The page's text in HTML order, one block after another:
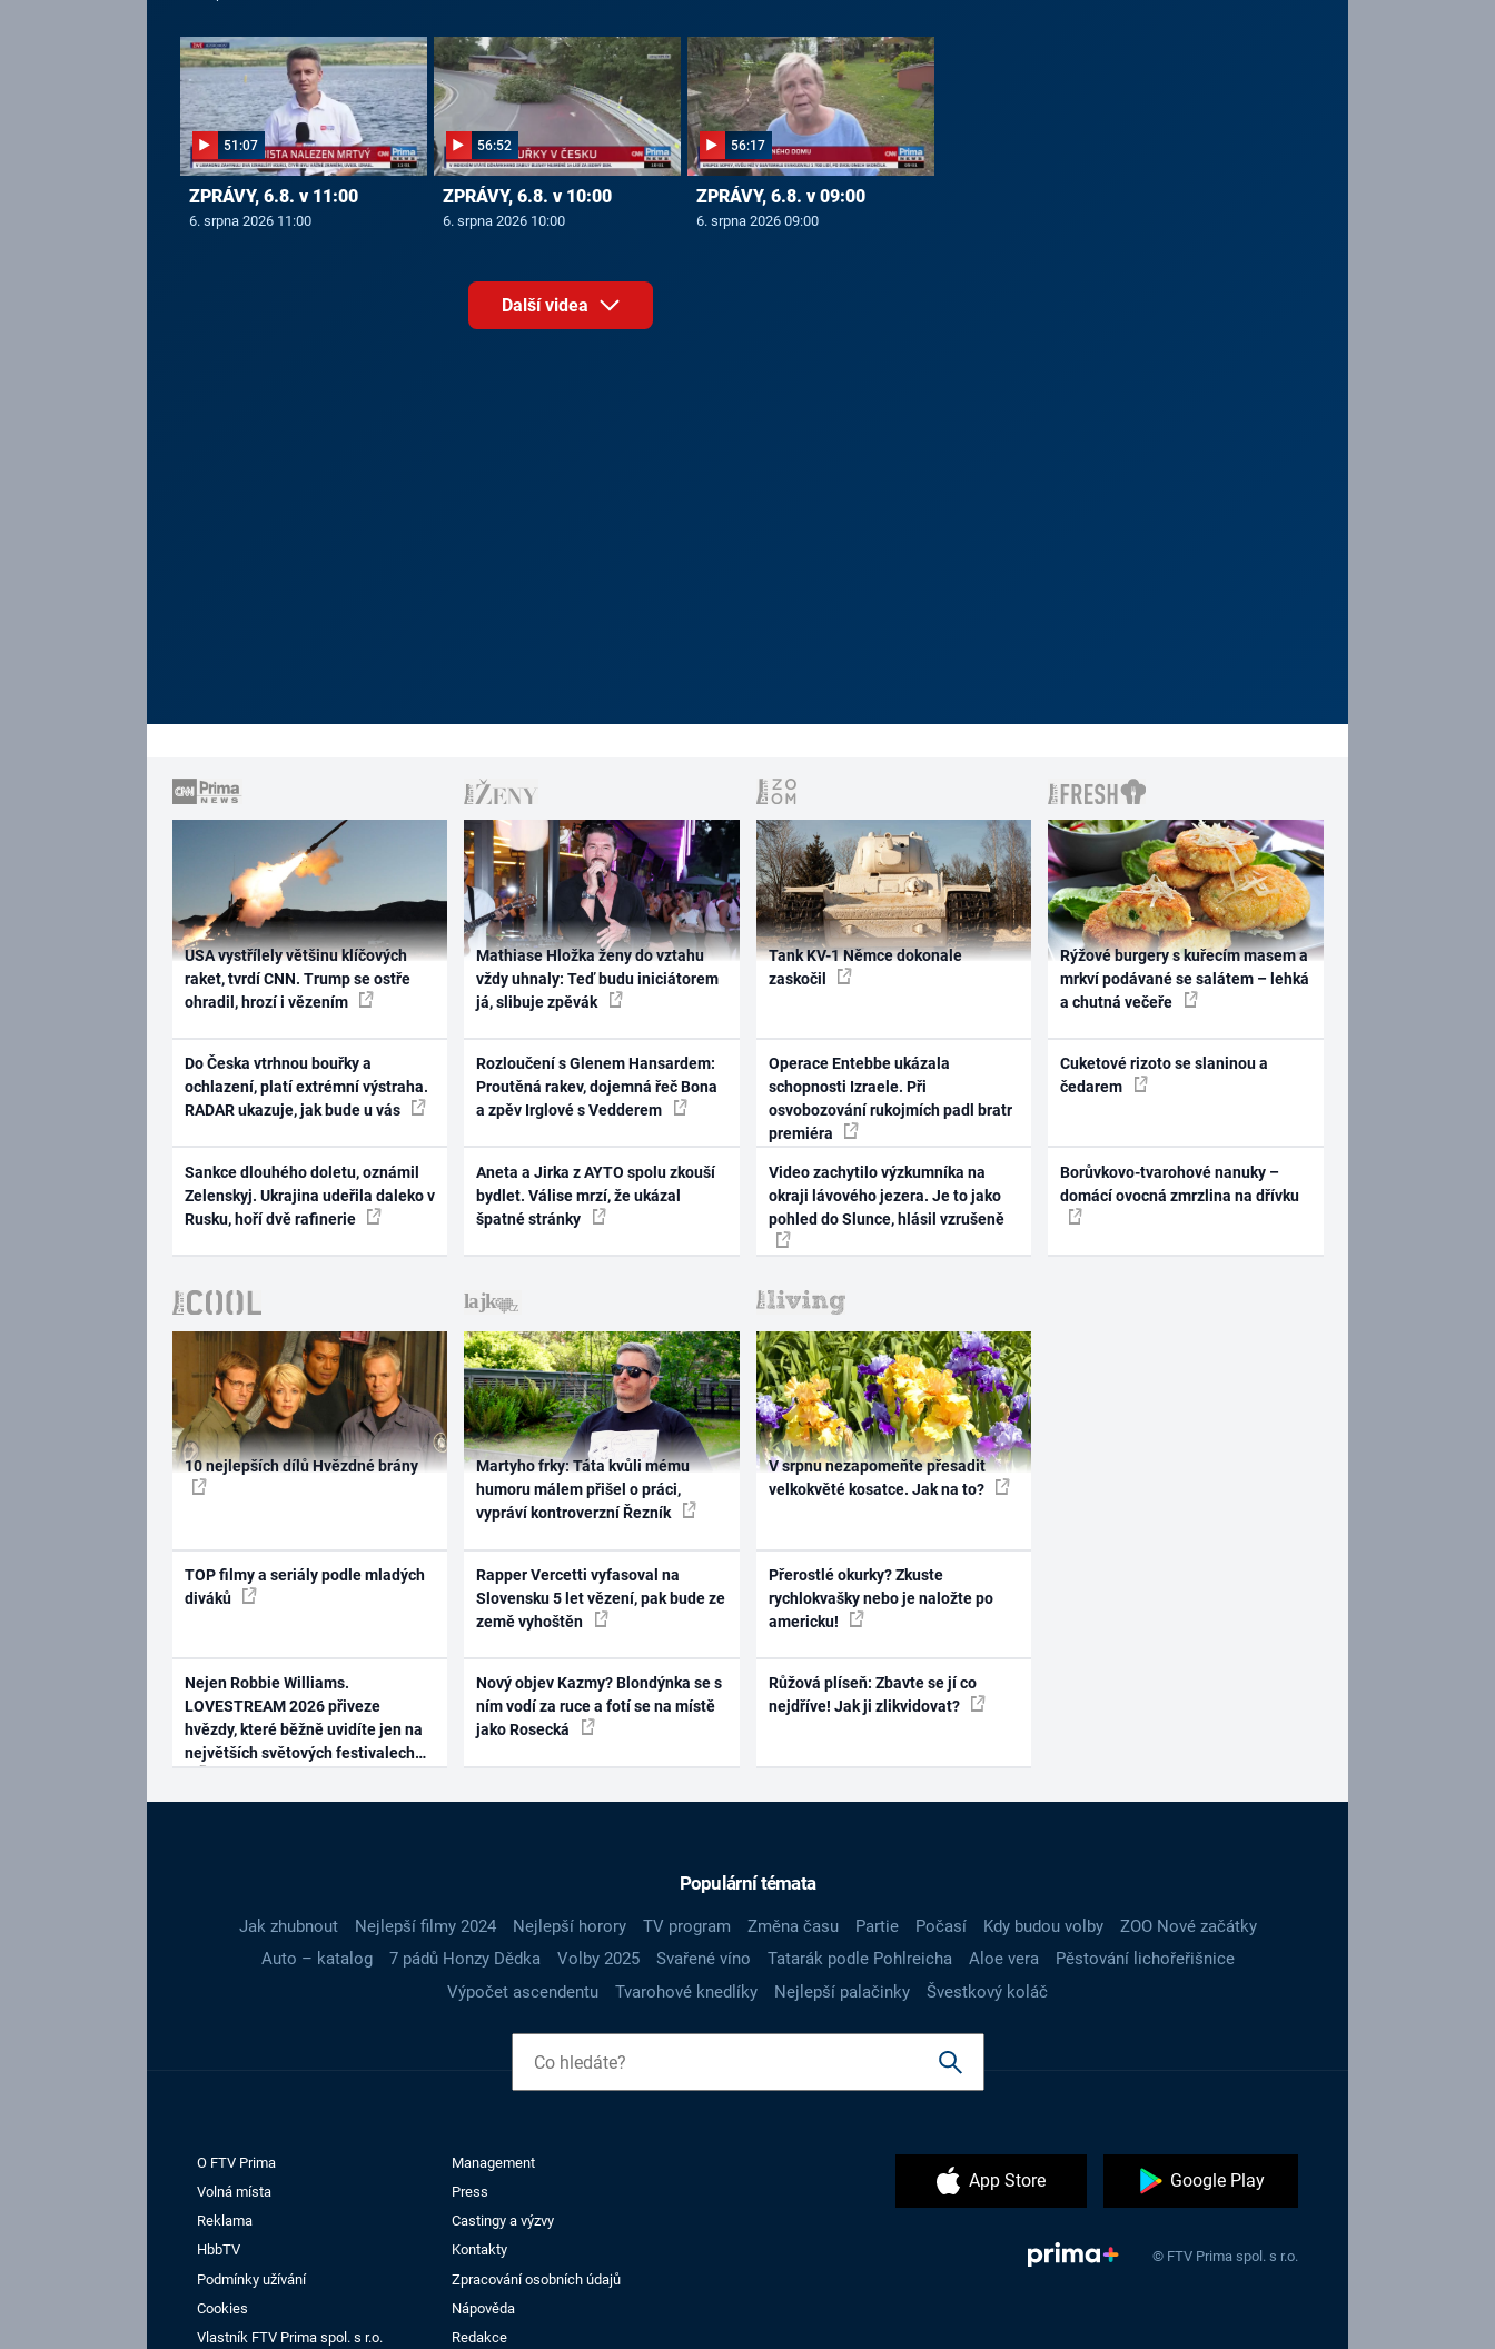
51:07
ZPRÁVY, 6.8. v 11:00
6. srpna 2026 11:00
56:52
ZPRÁVY, 6.8. v 10:00
6. srpna 2026 10:00
56:17
ZPRÁVY, 6.8. v 09:00
6. srpna 2026 09:00
Další videa
USA vystřílely většinu klíčových
raket, tvrdí CNN. Trump se ostře
ohradil, hrozí i vězením
Do Česka vtrhnou bouřky a
ochlazení, platí extrémní výstraha.
RADAR ukazuje, jak bude u vás
Sankce dlouhého doletu, oznámil
Zelenskyj. Ukrajina udeřila daleko v
Rusku, hoří dvě rafinerie
Mathiase Hložka ženy do vztahu
vždy uhnaly: Teď budu iniciátorem
já, slibuje zpěvák
Rozloučení s Glenem Hansardem:
Proutěná rakev, dojemná řeč Bona
a zpěv Irglové s Vedderem
Aneta a Jirka z AYTO spolu zkouší
bydlet. Válise mrzí, že ukázal
špatné stránky
Tank KV-1 Němce dokonale
zaskočil
Operace Entebbe ukázala
schopnosti Izraele. Při
osvobozování rukojmích padl bratr
premiéra
Video zachytilo výzkumníka na
okraji lávového jezera. Je to jako
pohled do Slunce, hlásil vzrušeně
Rýžové burgery s kuřecím masem a
mrkví podávané se salátem – lehká
a chutná večeře
Cuketové rizoto se slaninou a
čedarem
Borůvkovo-tvarohové nanuky –
domácí ovocná zmrzlina na dřívku
10 nejlepších dílů Hvězdné brány
TOP filmy a seriály podle mladých
diváků
Nejen Robbie Williams.
LOVESTREAM 2026 přiveze
hvězdy, které běžně uvidíte jen na
největších světových festivalech
Martyho frky: Táta kvůli mému
humoru málem přišel o práci,
vypráví kontroverzní Řezník
Rapper Vercetti vyfasoval na
Slovensku 5 let vězení, pak bude ze
země vyhoštěn
Nový objev Kazmy? Blondýnka se s
ním vodí za ruce a fotí se na místě
jako Rosecká
V srpnu nezapomeňte přesadit
velkokvěté kosatce. Jak na to?
Přerostlé okurky? Zkuste
rychlokvašky nebo je naložte po
americku!
Růžová plíseň: Zbavte se jí co
nejdříve! Jak ji zlikvidovat?
Populární témata
Jak zhubnout Nejlepší filmy 2024 Nejlepší horory TV program Změna času Partie Počasí Kdy budou volby
ZOO Nové začátky
Auto – katalog
7 pádů Honzy Dědka Volby 2025 Svařené víno Tatarák podle Pohlreicha Aloe vera
Pěstování lichořeřišnice
Výpočet ascendentu
Tvarohové knedlíky Nejlepší palačinky Švestkový koláč
O FTV Prima
Management
Volná místa
Press
Reklama
Castingy a výzvy
HbbTV
Kontakty
Podmínky užívání
Zpracování osobních údajů
Cookies
Nápověda
Vlastník FTV Prima spol. s r.o.
Redakce
App Store Google Play
© FTV Prima spol. s r.o.